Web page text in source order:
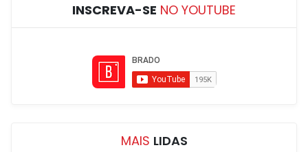
INSCREVA-SE NO YOUTUBE
MAIS LIDAS